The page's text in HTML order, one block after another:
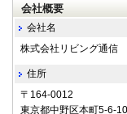
会社概要
会社名
株式会社リビング通信
住所
〒164-0012
東京都中野区本町5-6-10